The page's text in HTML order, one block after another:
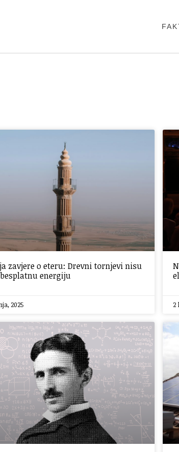
zavjere o eteru: Drevni tornjevi nisu
energiju
2025 2